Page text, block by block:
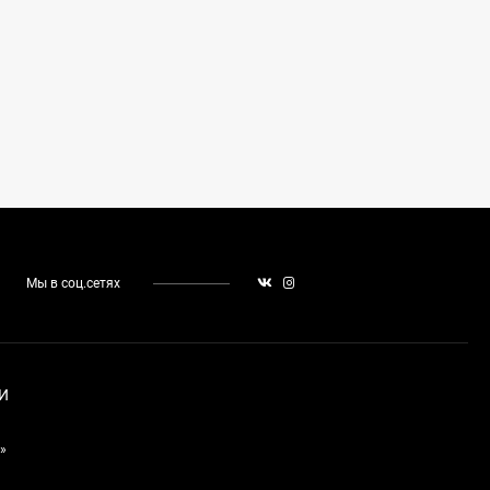
Мы в соц.сетях